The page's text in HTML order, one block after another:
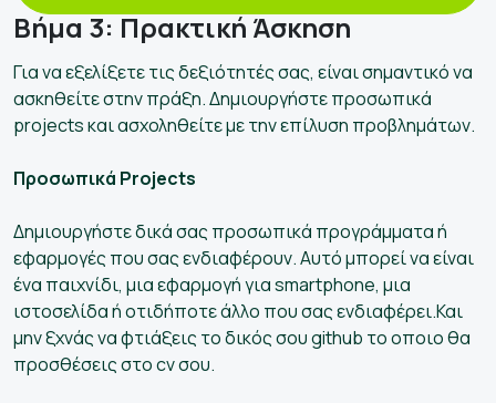
Βήμα 3: Πρακτική Άσκηση
Για να εξελίξετε τις δεξιότητές σας, είναι σημαντικό να
ασκηθείτε στην πράξη. Δημιουργήστε προσωπικά
projects και ασχοληθείτε με την επίλυση προβλημάτων.
Προσωπικά Projects
Δημιουργήστε δικά σας προσωπικά προγράμματα ή
εφαρμογές που σας ενδιαφέρουν. Αυτό μπορεί να είναι
ένα παιχνίδι, μια εφαρμογή για smartphone, μια
ιστοσελίδα ή οτιδήποτε άλλο που σας ενδιαφέρει.Και
μην ξχνάς να φτιάξεις το δικός σου github το οποιο θα
προσθέσεις στο cv σου.